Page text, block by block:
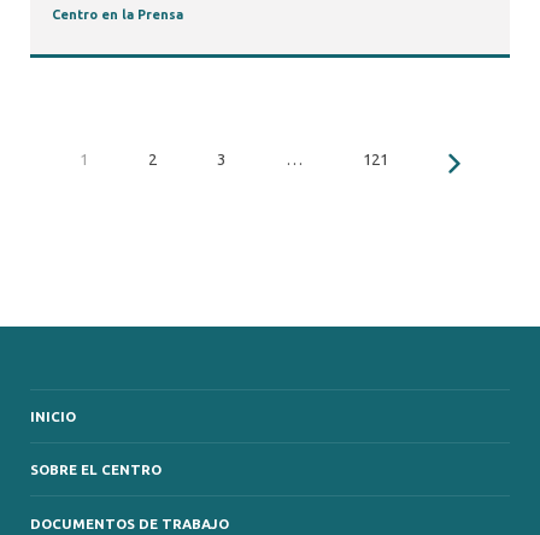
Centro en la Prensa
1 2 3 121
INICIO
SOBRE EL CENTRO
DOCUMENTOS DE TRABAJO